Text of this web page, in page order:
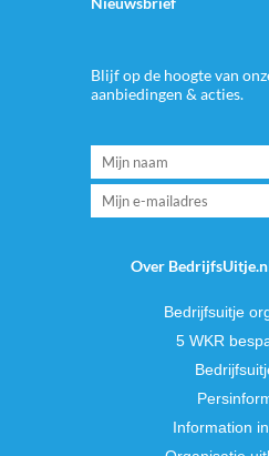
Blijf op de hoogte van
aanbiedingen & acties.
Over
Bedrijfsuitje
5 WKR
Information